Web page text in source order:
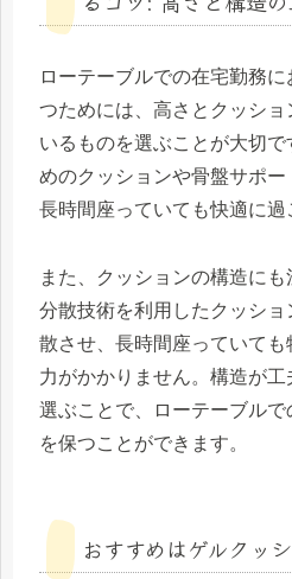
ローテーブルでの在宅勤務
つためには、高さとクッシ
いるものを選ぶことが大切
めのクッションや骨盤サポー
長時間座っていても快適に過
また、クッションの構造に
分散技術を利用したクッシ
散させ、長時間座っていて
力がかかりません。構造が
選ぶことで、ローテーブル
を保つことができます。
おすすめはゲルクッ